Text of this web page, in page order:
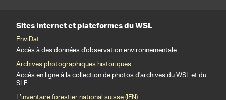
Sites Internet et plateformes du WSL
EnviDat
Accès à des données d'observation environnementale
Archives photographiques historiques
Accès en ligne à la collection de photos d'archives du WSL et du
SLF